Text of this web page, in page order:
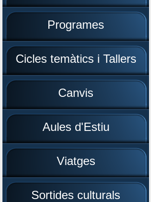
Programes
Cicles temàtics i Tallers
Canvis
Aules d'Estiu
Viatges
Sortides culturals